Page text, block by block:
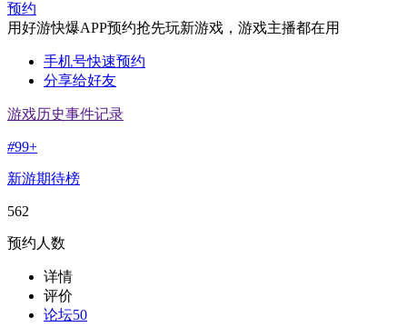
预约
用好游快爆APP预约抢先玩新游戏，游戏主播都在用
手机号快速预约
分享给好友
游戏历史事件记录
#99+
新游期待榜
562
预约人数
详情
评价
论坛50